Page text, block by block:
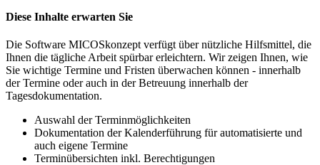
Diese Inhalte erwarten Sie
Die Software MICOSkonzept verfügt über nützliche Hilfsmittel, die
Ihnen die tägliche Arbeit spürbar erleichtern. Wir zeigen Ihnen, wie
Sie wichtige Termine und Fristen überwachen können - innerhalb
der Termine oder auch in der Betreuung innerhalb der
Tagesdokumentation.
Auswahl der Terminmöglichkeiten
Dokumentation der Kalenderführung für automatisierte und
auch eigene Termine
Terminübersichten inkl. Berechtigungen